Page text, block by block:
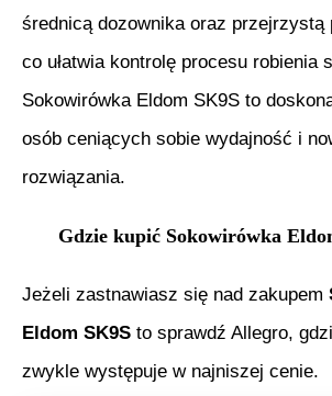
średnicą dozownika oraz przejrzystą
co ułatwia kontrolę procesu robienia
Sokowirówka Eldom SK9S to
osób ceniących sobie wydajność i
rozwiązania.
Gdzie kupić Sokowirówka
Jeżeli zastnawiasz się nad zakupem
Eldom SK9S to sprawdź Allegro,
zwykle występuje w najniszej cenie.